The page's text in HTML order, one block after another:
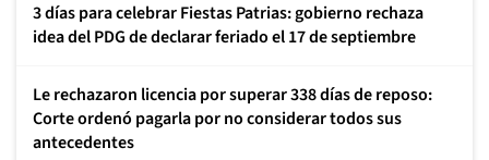
3 días para celebrar Fiestas Patrias: gobierno rechaza
idea del PDG de declarar feriado el 17 de septiembre
Le rechazaron licencia por superar 338 días de reposo:
Corte ordenó pagarla por no considerar todos sus
antecedentes